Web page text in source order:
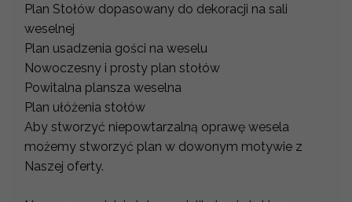
Plan Stołów dopasowany do dekoracji na sali
weselnej
Plan usadzenia gości na weselu
Nowoczesny i prosty plan stołów
Powitalna plansza weselna
Plan ułóżenia stołów
Aby stworzyć niepowtarzalną oprawę wesela
możemy stworzyć plan w dowonym motywie z
Naszej oferty.